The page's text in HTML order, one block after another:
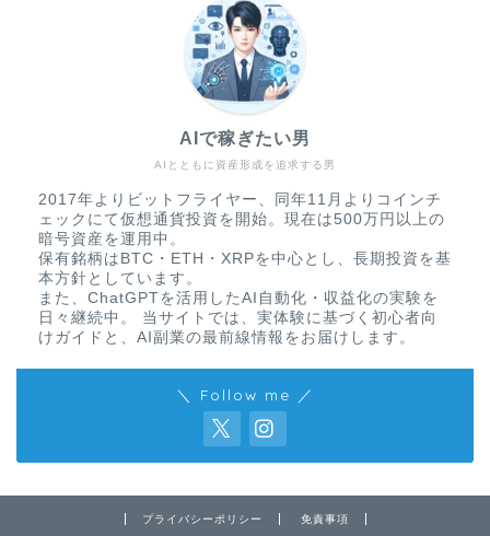
AIとともに資産形成を追求する男
AIで稼ぎたい男
2017年よりビットフライヤー、同年11月よりコインチ
ェックにて仮想通貨投資を開始。現在は500万円以上の
暗号資産を運用中。
保有銘柄はBTC・ETH・XRPを中心とし、長期投資を基
本方針としています。
また、ChatGPTを活用したAI自動化・収益化の実験を
日々継続中。 当サイトでは、実体験に基づく初心者向
けガイドと、AI副業の最前線情報をお届けします。
＼ Follow me ／
プライバシーポリシー 免責事項
免責事項